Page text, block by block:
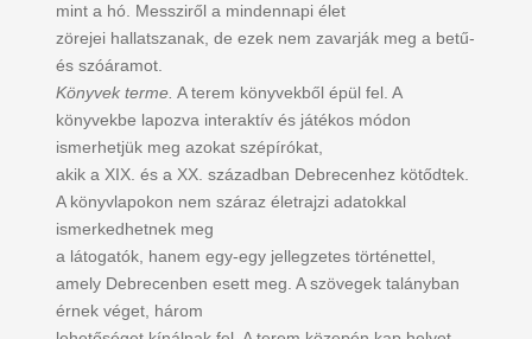
mint a hó. Messziről a mindennapi élet
zörejei hallatszanak, de ezek nem zavarják meg a betű-
és szóáramot.
Könyvek terme. A terem könyvekből épül fel. A
könyvekbe lapozva interaktív és játékos módon
ismerhetjük meg azokat szépírókat,
akik a XIX. és a XX. században Debrecenhez kötődtek.
A könyvlapokon nem száraz életrajzi adatokkal
ismerkedhetnek meg
a látogatók, hanem egy-egy jellegzetes történettel,
amely Debrecenben esett meg. A szövegek talányban
érnek véget, három